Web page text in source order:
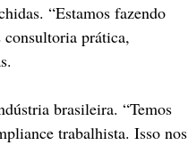
“Estamos fazendo
consultoria prática,
brasileira. “Temos
trabalhista. Isso nos